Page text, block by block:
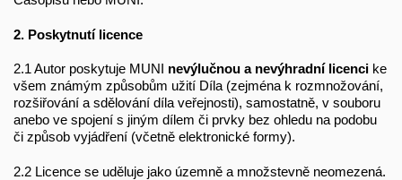
2. Poskytnutí licence
2.1 Autor poskytuje MUNI nevýlučnou a nevýhradní licenci ke
všem známým způsobům užití Díla (zejména k rozmnožování,
rozšiřování a sdělování díla veřejnosti), samostatně, v souboru
anebo ve spojení s jiným dílem či prvky bez ohledu na podobu
či způsob vyjádření (včetně elektronické formy).
2.2 Licence se uděluje jako územně a množstevně neomezená.